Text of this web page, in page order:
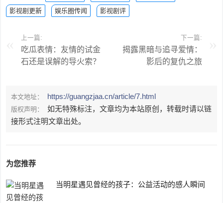
影视剧更新
娱乐圈传闻 影视剧评
上一篇:
吃瓜表情：友情的试金
石还是误解的导火索？
下一篇:
揭露黑暗与追寻爱情：
影后的复仇之旅
本文地址： https://guangzjaa.cn/article/7.html
版权声明：
如无特殊标注，文章均为本站原创，转载时请以链
接形式注明文章出处。
为您推荐
当明星遇见曾经的孩子：公益活动的感人瞬间